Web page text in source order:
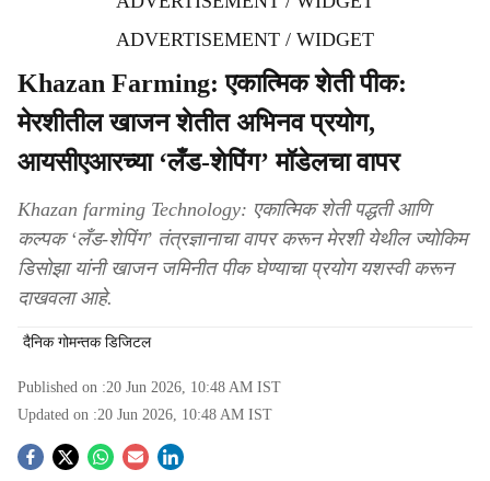
ADVERTISEMENT / WIDGET
Khazan Farming: एकात्मिक शेती पीक:
मेरशीतील खाजन शेतीत अभिनव प्रयोग,
आयसीएआरच्या ‘लँड-शेपिंग’ मॉडेलचा वापर
Khazan farming Technology: एकात्मिक शेती पद्धती आणि
कल्पक ‘लँड-शेपिंग’ तंत्रज्ञानाचा वापर करून मेरशी येथील ज्योकिम
डिसोझा यांनी खाजन जमिनीत पीक घेण्याचा प्रयोग यशस्वी करून
दाखवला आहे.
दैनिक गोमन्तक डिजिटल
Published on :20 Jun 2026, 10:48 AM IST
Updated on :20 Jun 2026, 10:48 AM IST
S